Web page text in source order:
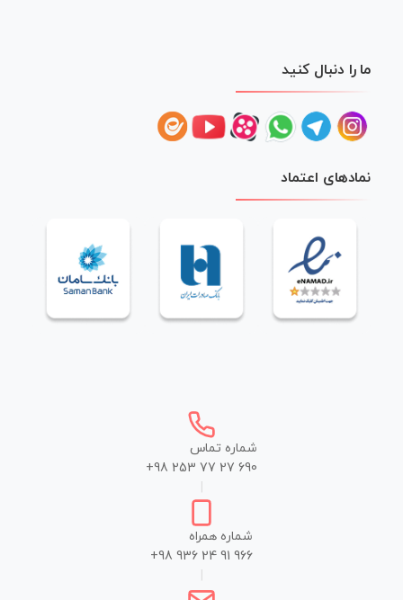
ما را دنبال کنید
نمادهای اعتماد
شماره تماس
+98 253 77 27 690
شماره همراه
+98 936 24 91 966